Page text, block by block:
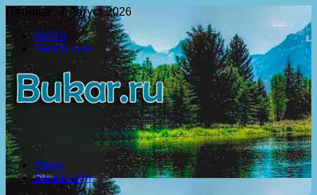
Пятница , 7 Август 2026
Войти
Switch skin
Меню
Switch skin